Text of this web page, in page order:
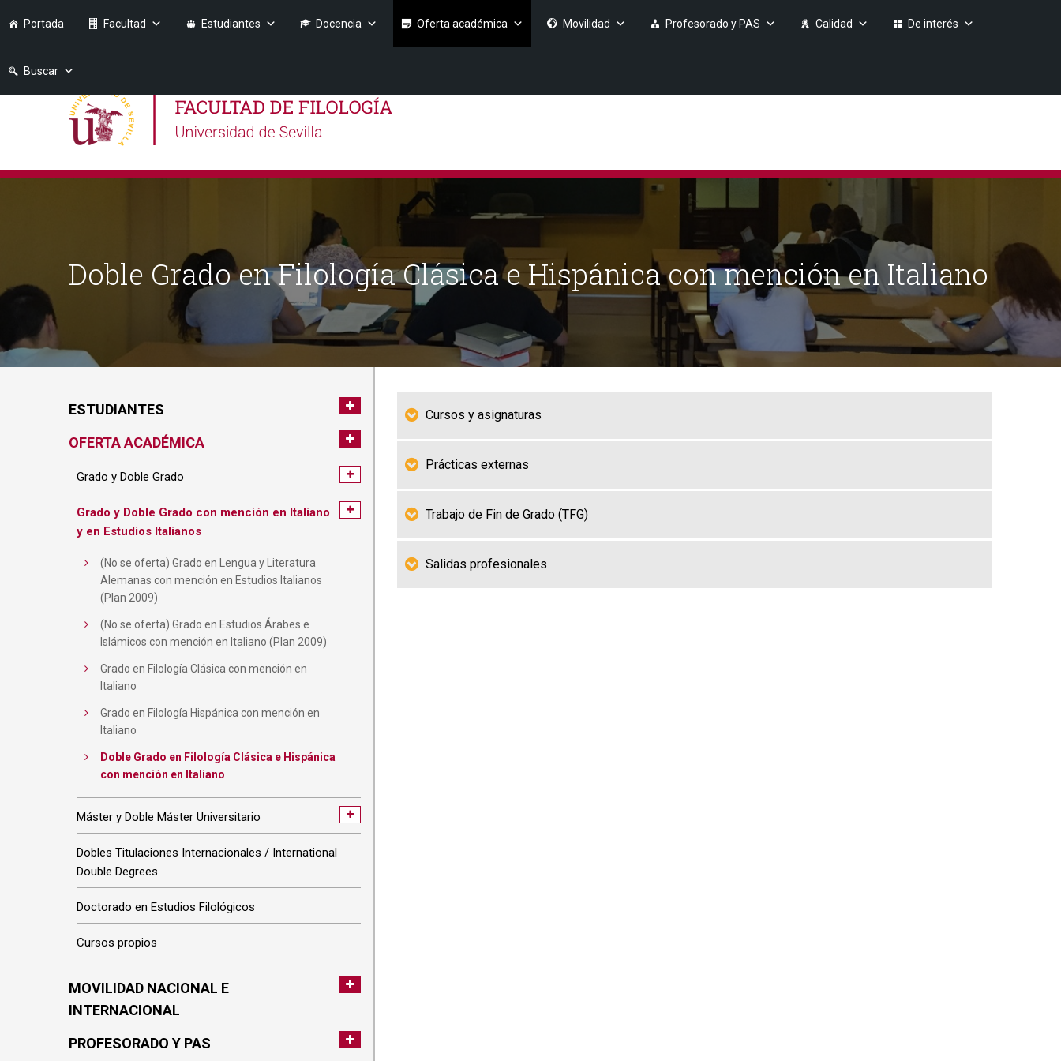
Portada Facultad Estudiantes Docencia Oferta académica Movilidad Profesorado y PAS Calidad De interés
Buscar
Doble Grado en Filología Clásica e Hispánica con mención en Italiano
ESTUDIANTES
OFERTA ACADÉMICA
Grado y Doble Grado
Grado y Doble Grado con mención en Italiano
y en Estudios Italianos
(No se oferta) Grado en Lengua y Literatura
Alemanas con mención en Estudios Italianos
(Plan 2009)
(No se oferta) Grado en Estudios Árabes e
Islámicos con mención en Italiano (Plan 2009)
Grado en Filología Clásica con mención en
Italiano
Grado en Filología Hispánica con mención en
Italiano
Doble Grado en Filología Clásica e Hispánica
con mención en Italiano
Máster y Doble Máster Universitario
Dobles Titulaciones Internacionales / International
Double Degrees
Doctorado en Estudios Filológicos
Cursos propios
MOVILIDAD NACIONAL E
INTERNACIONAL
PROFESORADO Y PAS
Cursos y asignaturas
Prácticas externas
Trabajo de Fin de Grado (TFG)
Salidas profesionales